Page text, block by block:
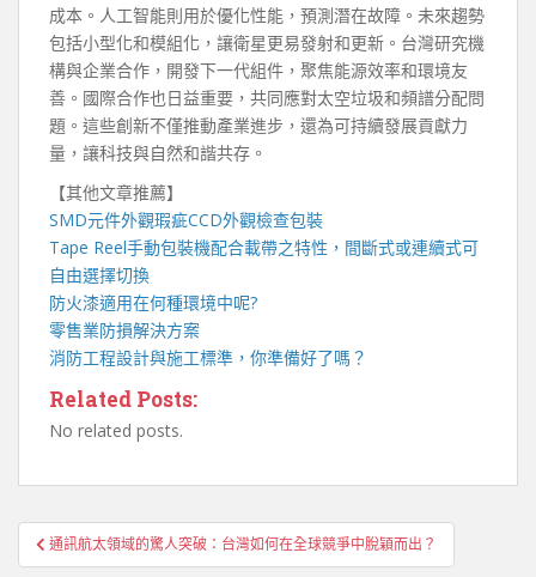
成本。人工智能則用於優化性能，預測潛在故障。未來趨勢
包括小型化和模組化，讓衛星更易發射和更新。台灣研究機
構與企業合作，開發下一代組件，聚焦能源效率和環境友
善。國際合作也日益重要，共同應對太空垃圾和頻譜分配問
題。這些創新不僅推動產業進步，還為可持續發展貢獻力
量，讓科技與自然和諧共存。
【其他文章推薦】
SMD元件外觀瑕疵CCD外觀檢查包裝
Tape Reel手動包裝機配合載帶之特性，間斷式或連續式可
自由選擇切換
防火漆適用在何種環境中呢?
零售業防損解決方案
消防工程設計與施工標準，你準備好了嗎？
Related Posts:
No related posts.
文
章
通訊航太領域的驚人突破：台灣如何在全球競爭中脫穎而出？